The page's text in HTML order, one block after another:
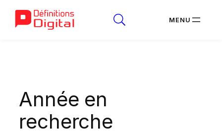
Année en
recherche